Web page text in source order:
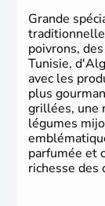
Grande
poivrons,
Tunisie,
avec les
plus
grillées, une
légumes
parfumée et
richesse des